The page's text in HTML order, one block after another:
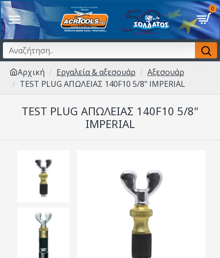
0
Αρχική Εργαλεία & αξεσουάρ
Αξεσουάρ
TEST PLUG ΑΠΩΛΕΙΑΣ 140F10 5/8" IMPERIAL
TEST PLUG ΑΠΩΛΕΙΑΣ 140F10 5/8"
IMPERIAL